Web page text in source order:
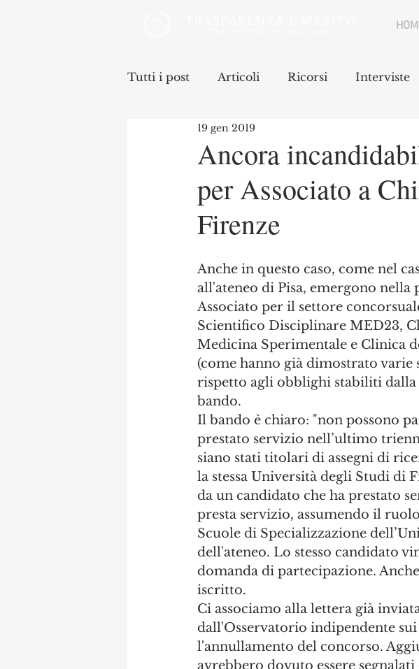
Tutti i post Articoli Ricorsi Interviste
Ancora
per Associato a
Firenze
19 gen 2019
Anche in questo caso, come nel
all'ateneo di Pisa, emergono
Associato per il settore
Scientifico Disciplinare MED23,
Medicina Sperimentale e Clinica
(come hanno già dimostrato
rispetto agli obblighi stabiliti
bando.
Il bando è chiaro: "non possono
prestato servizio nell’ultimo
siano stati titolari di assegni di
la stessa Università degli Studi di
da un candidato che ha prestato
presta servizio, assumendo il
Scuole di Specializzazione
dell'ateneo. Lo stesso candidato
domanda di partecipazione.
iscritto.
Ci associamo alla lettera già
dall'Osservatorio indipendente
l'annullamento del concorso.
avrebbero dovuto essere